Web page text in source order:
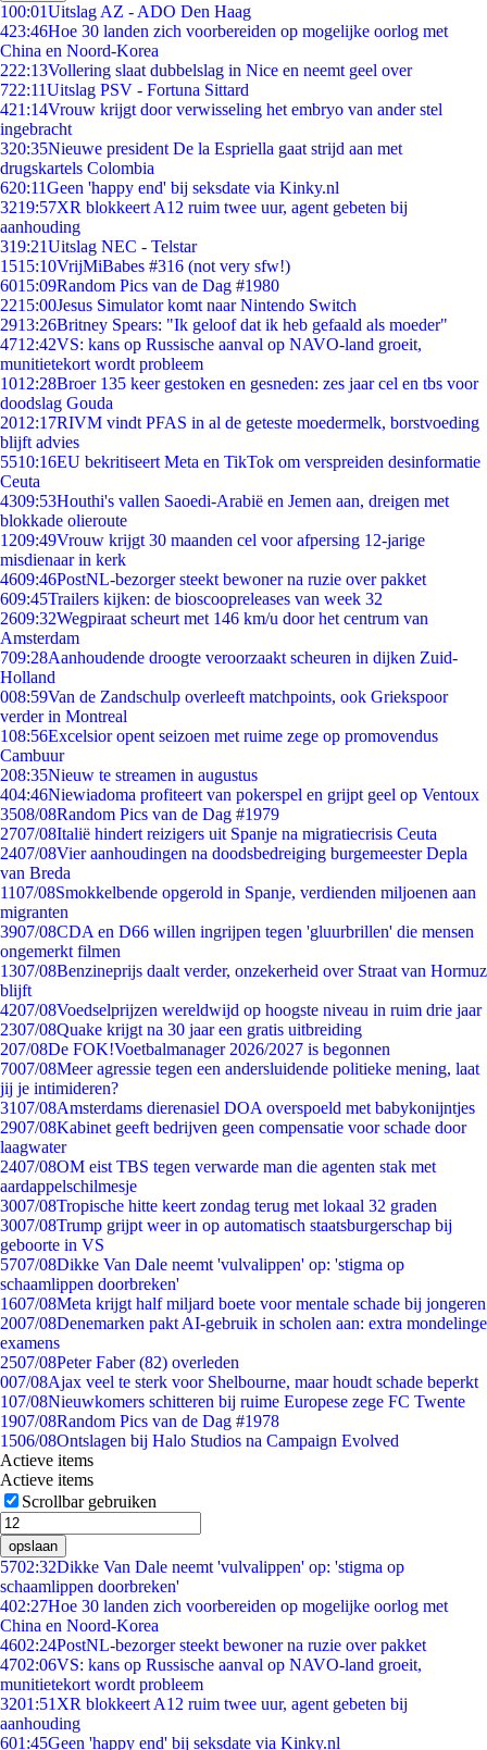
100:01Uitslag AZ - ADO Den Haag
423:46Hoe 30 landen zich voorbereiden op mogelijke oorlog met
China en Noord-Korea
222:13Vollering slaat dubbelslag in Nice en neemt geel over
722:11Uitslag PSV - Fortuna Sittard
421:14Vrouw krijgt door verwisseling het embryo van ander stel
ingebracht
320:35Nieuwe president De la Espriella gaat strijd aan met
drugskartels Colombia
620:11Geen 'happy end' bij seksdate via Kinky.nl
3219:57XR blokkeert A12 ruim twee uur, agent gebeten bij
aanhouding
319:21Uitslag NEC - Telstar
1515:10VrijMiBabes #316 (not very sfw!)
6015:09Random Pics van de Dag #1980
2215:00Jesus Simulator komt naar Nintendo Switch
2913:26Britney Spears: "Ik geloof dat ik heb gefaald als moeder"
4712:42VS: kans op Russische aanval op NAVO-land groeit,
munitietekort wordt probleem
1012:28Broer 135 keer gestoken en gesneden: zes jaar cel en tbs voor
doodslag Gouda
2012:17RIVM vindt PFAS in al de geteste moedermelk, borstvoeding
blijft advies
5510:16EU bekritiseert Meta en TikTok om verspreiden desinformatie
Ceuta
4309:53Houthi's vallen Saoedi-Arabië en Jemen aan, dreigen met
blokkade olieroute
1209:49Vrouw krijgt 30 maanden cel voor afpersing 12-jarige
misdienaar in kerk
4609:46PostNL-bezorger steekt bewoner na ruzie over pakket
609:45Trailers kijken: de bioscoopreleases van week 32
2609:32Wegpiraat scheurt met 146 km/u door het centrum van
Amsterdam
709:28Aanhoudende droogte veroorzaakt scheuren in dijken Zuid-
Holland
008:59Van de Zandschulp overleeft matchpoints, ook Griekspoor
verder in Montreal
108:56Excelsior opent seizoen met ruime zege op promovendus
Cambuur
208:35Nieuw te streamen in augustus
404:46Niewiadoma profiteert van pokerspel en grijpt geel op Ventoux
3508/08Random Pics van de Dag #1979
2707/08Italië hindert reizigers uit Spanje na migratiecrisis Ceuta
2407/08Vier aanhoudingen na doodsbedreiging burgemeester Depla
van Breda
1107/08Smokkelbende opgerold in Spanje, verdienden miljoenen aan
migranten
3907/08CDA en D66 willen ingrijpen tegen 'gluurbrillen' die mensen
ongemerkt filmen
1307/08Benzineprijs daalt verder, onzekerheid over Straat van Hormuz
blijft
4207/08Voedselprijzen wereldwijd op hoogste niveau in ruim drie jaar
2307/08Quake krijgt na 30 jaar een gratis uitbreiding
207/08De FOK!Voetbalmanager 2026/2027 is begonnen
7007/08Meer agressie tegen een andersluidende politieke mening, laat
jij je intimideren?
3107/08Amsterdams dierenasiel DOA overspoeld met babykonijntjes
2907/08Kabinet geeft bedrijven geen compensatie voor schade door
laagwater
2407/08OM eist TBS tegen verwarde man die agenten stak met
aardappelschilmesje
3007/08Tropische hitte keert zondag terug met lokaal 32 graden
3007/08Trump grijpt weer in op automatisch staatsburgerschap bij
geboorte in VS
5707/08Dikke Van Dale neemt 'vulvalippen' op: 'stigma op
schaamlippen doorbreken'
1607/08Meta krijgt half miljard boete voor mentale schade bij jongeren
2007/08Denemarken pakt AI-gebruik in scholen aan: extra mondelinge
examens
2507/08Peter Faber (82) overleden
007/08Ajax veel te sterk voor Shelbourne, maar houdt schade beperkt
107/08Nieuwkomers schitteren bij ruime Europese zege FC Twente
1907/08Random Pics van de Dag #1978
1506/08Ontslagen bij Halo Studios na Campaign Evolved
Actieve items
Actieve items
Scrollbar gebruiken
opslaan
5702:32Dikke Van Dale neemt 'vulvalippen' op: 'stigma op
schaamlippen doorbreken'
402:27Hoe 30 landen zich voorbereiden op mogelijke oorlog met
China en Noord-Korea
4602:24PostNL-bezorger steekt bewoner na ruzie over pakket
4702:06VS: kans op Russische aanval op NAVO-land groeit,
munitietekort wordt probleem
3201:51 XR blokkeert A12 ruim twee uur, agent gebeten bij
aanhouding
601:45Geen 'happy end' bij seksdate via Kinky.nl